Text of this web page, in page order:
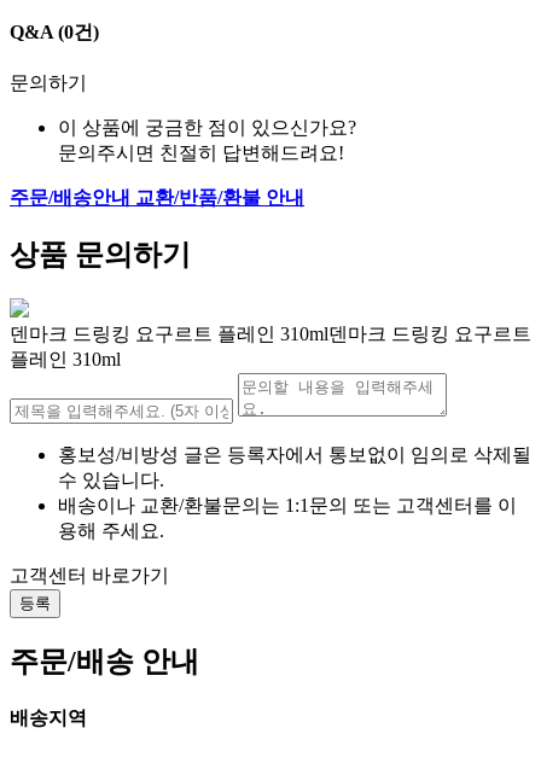
Q&A (0건)
문의하기
이 상품에 궁금한 점이 있으신가요?
문의주시면 친절히 답변해드려요!
주문/배송안내 교환/반품/환불 안내
상품 문의하기
덴마크 드링킹 요구르트 플레인 310ml덴마크 드링킹 요구르트
플레인 310ml
홍보성/비방성 글은 등록자에서 통보없이 임의로 삭제될
수 있습니다.
배송이나 교환/환불문의는 1:1문의 또는 고객센터를 이
용해 주세요.
고객센터 바로가기
등록
주문/배송 안내
배송지역